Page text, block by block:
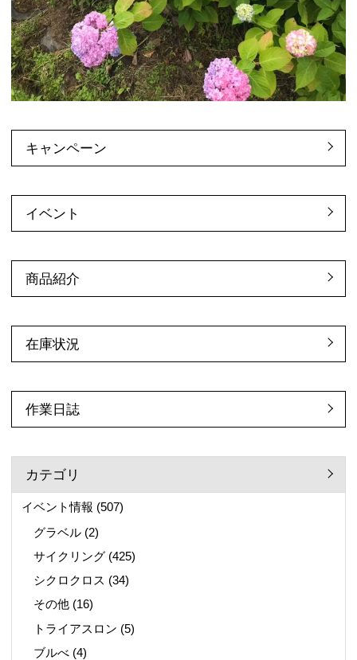
キャンペーン
イベント
商品紹介
在庫状況
作業日誌
カテゴリ
イベント情報 (507)
グラベル (2)
サイクリング (425)
シクロクロス (34)
その他 (16)
トライアスロン (5)
ブルべ (4)